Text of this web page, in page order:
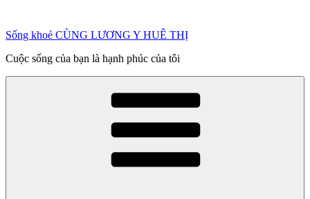
phần
dung
Sống khoẻ CÙNG LƯƠNG Y HUÊ THỊ
Cuộc sống của bạn là hạnh phúc của tôi